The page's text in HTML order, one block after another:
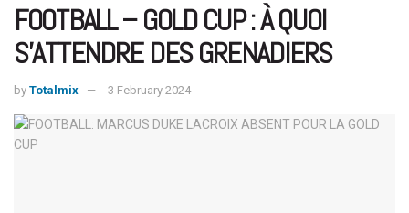
FOOTBALL – GOLD CUP : À QUOI
S’ATTENDRE DES GRENADIERS
by Totalmix 3 February 2024